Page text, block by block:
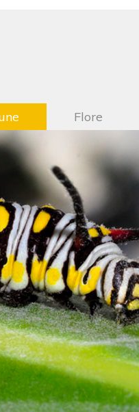
Flore